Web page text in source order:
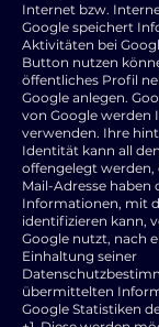
Internet bzw.
Google speichert
Aktivitäten bei
Button nutzen
öffentliches Profil
Google anlegen.
von Google werden
verwenden. Ihre
Identität kann all
offengelegt werden,
Mail-Adresse haben
Informationen, mit
identifizieren kann,
Google nutzt, nach
Einhaltung seiner
übermittelten
Google Statistiken